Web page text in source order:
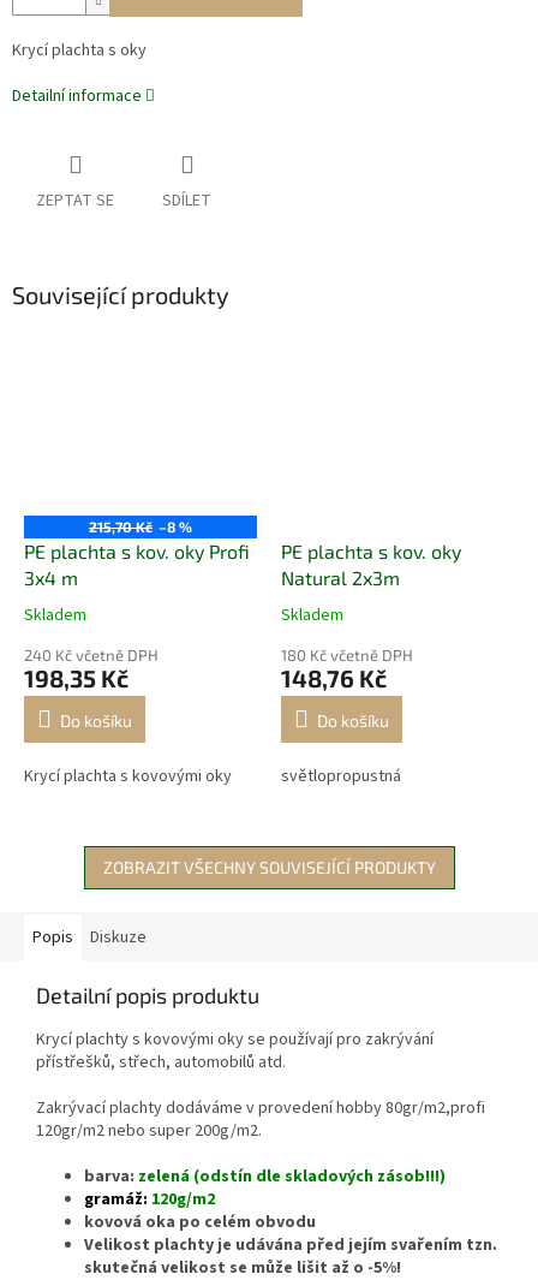
Krycí plachta s oky
Detailní informace
ZEPTAT SE SDÍLET
Související produkty
215,70 Kč –8 %
PE plachta s kov. oky Profi
3x4 m
Skladem
240 Kč včetně DPH
198,35 Kč
Do košíku
Krycí plachta s kovovými oky
PE plachta s kov. oky
Natural 2x3m
Skladem
180 Kč včetně DPH
148,76 Kč
Do košíku
světlopropustná
ZOBRAZIT VŠECHNY SOUVISEJÍCÍ PRODUKTY
Popis Diskuze
Detailní popis produktu
Krycí plachty s kovovými oky se používají pro zakrývání
přístřešků, střech, automobilů atd.
Zakrývací plachty dodáváme v provedení hobby 80gr/m2,profi
120gr/m2 nebo super 200g/m2.
barva: zelená (odstín dle skladových zásob!!!)
gramáž: 120g/m2
kovová oka po celém obvodu
Velikost plachty je udávána před jejím svařením tzn.
skutečná velikost se může lišit až o -5%!